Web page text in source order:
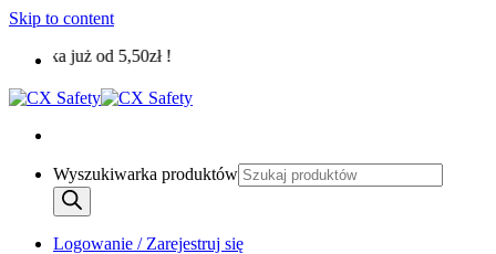
Skip to content
już od 5,50zł !
Wyszukiwarka produktów
Logowanie / Zarejestruj się